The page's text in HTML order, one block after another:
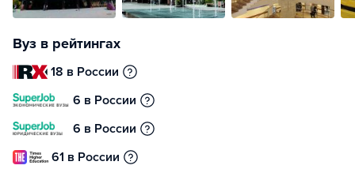
Вуз в рейтингах
18 в России
6 в России
6 в России
61 в России